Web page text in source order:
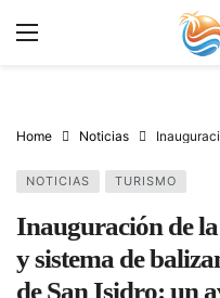
Home Noticias
NOTICIAS TURISMO
Inauguración de
y sistema de
de San Isidro: un